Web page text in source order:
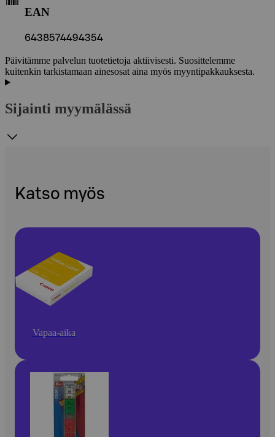
EAN
6438574494354
Päivitämme palvelun tuotetietoja aktiivisesti. Suosittelemme
kuitenkin tarkistamaan ainesosat aina myös myyntipakkauksesta.
Sijainti myymälässä
Katso myös
Vapaa-aika